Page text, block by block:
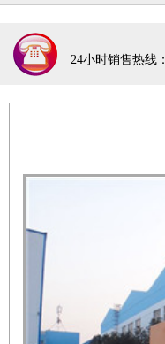
24小时销售热线：